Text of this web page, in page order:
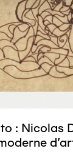
: Nicolas